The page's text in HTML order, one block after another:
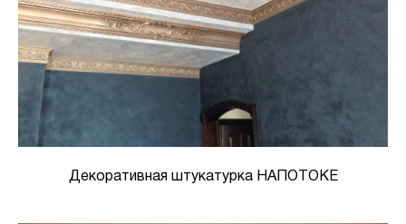
Декоративная штукатурка НАПОТОКЕ